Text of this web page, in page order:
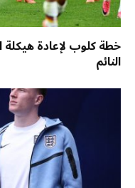
خطة كلوب لإعادة هيكلة
النائم